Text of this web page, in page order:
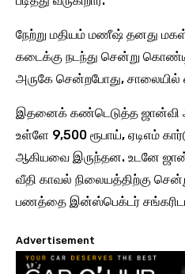
நேற்று மதியம் மணீஷ் தனது மகள்
கடைக்கு நடந்து சென்று
அருகே சென்றபோது, சாலையில்
இதனைக் கண்டெடுத்த ஜான்வி
உள்ளே 9,500 ரூபாய், ஏடிஎம்
ஆகியவை இருந்தன. உடனே
வீதி காவல் நிலையத்திற்கு
பணத்தை இன்ஸ்பெக்டர்
Advertisement